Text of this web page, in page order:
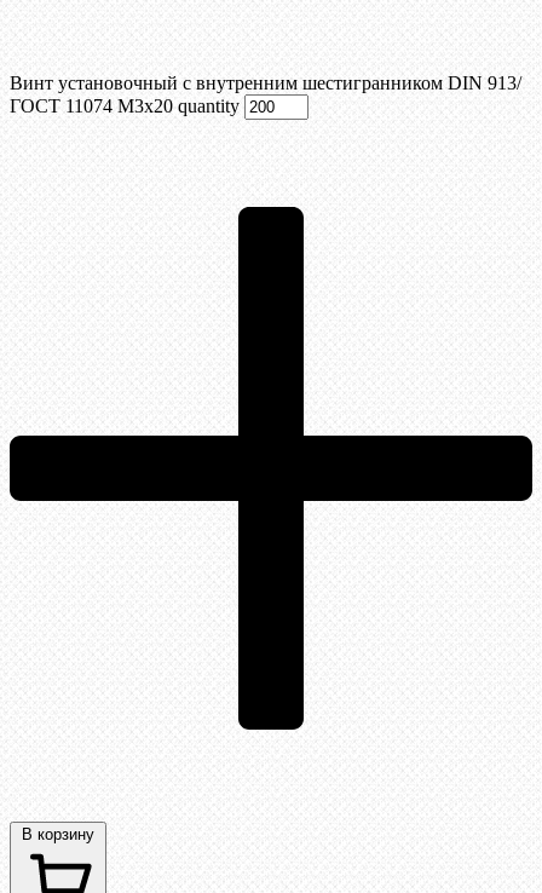
Винт установочный с внутренним шестигранником DIN 913/
ГОСТ 11074 М3x20 quantity
В корзину